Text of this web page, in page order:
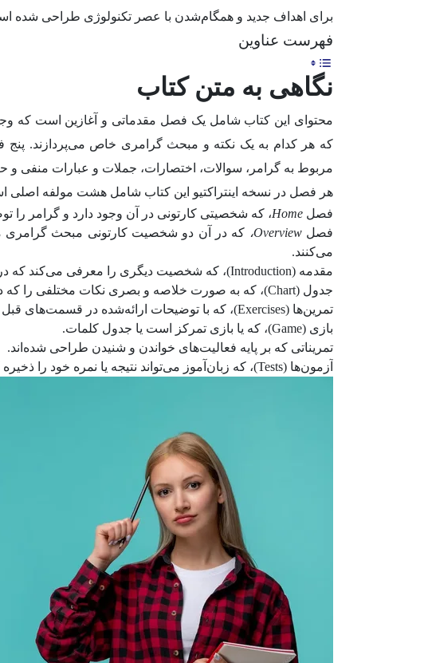
برای اهداف جدید و همگام‌شدن با عصر تکنولوژی طراحی شده
فهرست عناوین
نگاهی به متن کتاب
محتوای این کتاب شامل یک فصل مقدماتی و آغازین است که
که هر کدام به یک نکته و مبحث گرامری خاص می‌پردازند.
مربوط به گرامر، سوالات، اختصارات، جملات و عبارات منفی و
هر فصل در نسخه اینتراکتیو این کتاب شامل هشت مولفه اصلی
فصل Home، که شخصیتی کارتونی در آن وجود دارد و گرامر
فصلOverview، که در آن دو شخصیت کارتونی مبحث گرامری
می‌کنند.
مقدمه (Introduction)، که شخصیت دیگری را معرفی می‌کند که در آن مبحث گرامری اصلی را توضیح می‌دهد.
جدول (Chart)، که به صورت خلاصه و بصری نکات مختلفی را که در قسمت‌های قبل توضیح داده شده است، به تصویر می‌کشد.
تمرین‌ها (Exercises)، که با توضیحات ارائه‌شده در قسمت‌های قبل همان فصل مرتبط است.
بازی (Game)، که یا بازی تمرکز است یا جدول کلمات.
تمریناتی که بر پایه فعالیت‌های خواندن و شنیدن طراحی شده‌اند.
آزمون‌ها (Tests)، که زبان‌آموز می‌تواند نتیجه یا نمره خود را ذخیره کند تا بتواند روند پیشرفتش را بررسی کند.